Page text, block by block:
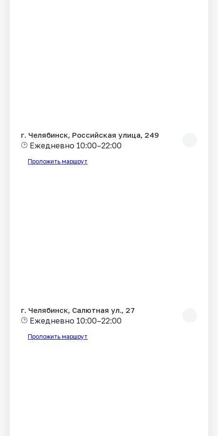
г. Челябинск, Российская улица, 249
Ежедневно 10:00–22:00
Проложить маршрут
г. Челябинск, Салютная ул., 27
Ежедневно 10:00–22:00
Проложить маршрут